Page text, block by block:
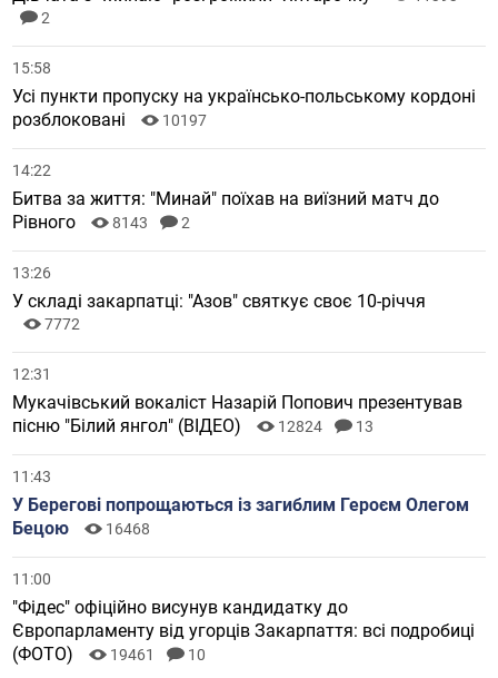
2
15:58
Усі пункти пропуску на українсько-польському кордоні
розблоковані
10197
14:22
Битва за життя: "Минай" поїхав на виїзний матч до
Рівного
8143 2
13:26
У складі закарпатці: "Азов" святкує своє 10-річчя
7772
12:31
Мукачівський вокаліст Назарій Попович презентував
пісню "Білий янгол" (ВІДЕО)
12824 13
11:43
У Берегові попрощаються із загиблим Героєм Олегом
Бецою
16468
11:00
"Фідес" офіційно висунув кандидатку до
Європарламенту від угорців Закарпаття: всі подробиці
(ФОТО)
19461 10